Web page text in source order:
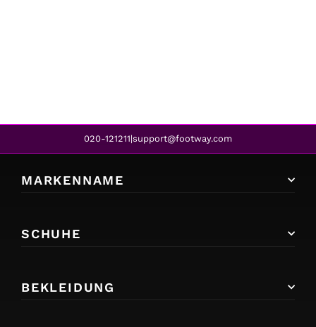
020-121211|support@footway.com
MARKENNAME
SCHUHE
BEKLEIDUNG